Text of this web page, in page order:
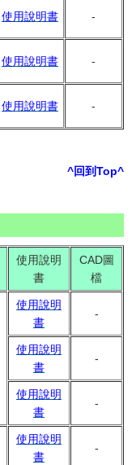
使用說明書 -
使用說明書 -
使用說明書 -
^回到Top^
使用說明
書
CAD圖
檔
使用說明
書
-
使用說明
書
-
使用說明
書
-
使用說明
書
-